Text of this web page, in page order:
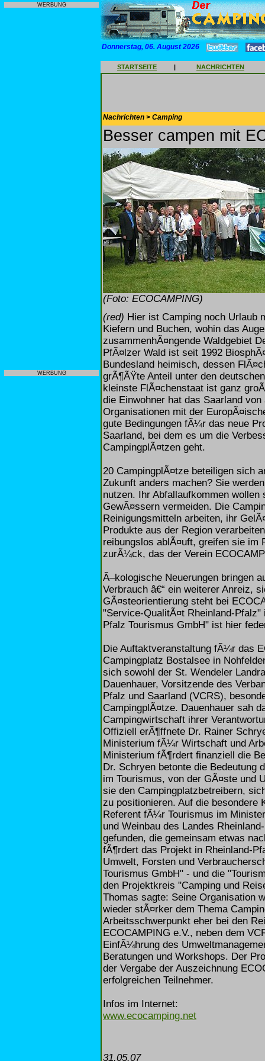
WERBUNG
WERBUNG
Donnerstag, 06. August 2026
STARTSEITE | NACHRICHTEN
Nachrichten > Camping
Besser campen mit
(Foto: ECOCAMPING)
(red) Hier ist Camping noch Urlaub
Kiefern und Buchen, wohin das
zusammenhÃ¤ngende Waldgebiet
PfÃ¤lzer Wald ist seit 1992
Bundesland heimisch, dessen
grÃ¶ÃŸte Anteil unter den
kleinste FlÃ¤chenstaat ist ganz
die Einwohner hat das Saarland
Organisationen mit der
gute Bedingungen fÃ¼r das neue
Saarland, bei dem es um die
CampingplÃ¤tzen geht.
20 CampingplÃ¤tze beteiligen sich
Zukunft anders machen? Sie
nutzen. Ihr Abfallaufkommen
GewÃ¤ssern vermeiden. Die
Reinigungsmitteln arbeiten, ihr
Produkte aus der Region
reibungslos ablÃ¤uft, greifen sie im
zurÃ¼ck, das der Verein
Ã–kologische Neuerungen bringen
Verbrauch â€“ ein weiterer Anreiz,
GÃ¤steorientierung steht bei
"Service-QualitÃ¤t Rheinland-
Pfalz Tourismus GmbH" ist hier
Die Auftaktveranstaltung fÃ¼r das
Campingplatz Bostalsee in
sich sowohl der St. Wendeler
Dauenhauer, Vorsitzende des
Pfalz und Saarland (VCRS),
CampingplÃ¤tze. Dauenhauer sah
Campingwirtschaft ihrer
Offiziell erÃ¶ffnete Dr. Rainer
Ministerium fÃ¼r Wirtschaft und
Ministerium fÃ¶rdert finanziell die
Dr. Schryen betonte die
im Tourismus, von der GÃ¤ste und
sie den Campingplatzbetreibern,
zu positionieren. Auf die besondere
Referent fÃ¼r Tourismus im
und Weinbau des Landes
gefunden, die gemeinsam etwas
fÃ¶rdert das Projekt in Rheinland-
Umwelt, Forsten und
Tourismus GmbH" - und die
den Projektkreis "Camping und
Thomas sagte: Seine Organisation
wieder stÃ¤rker dem Thema
Arbeitsschwerpunkt eher bei den
ECOCAMPING e.V., neben dem
EinfÃ¼hrung des
Beratungen und Workshops. Der
der Vergabe der Auszeichnung
erfolgreichen Teilnehmer.
Infos im Internet:
www.ecocamping.net
31.05.07